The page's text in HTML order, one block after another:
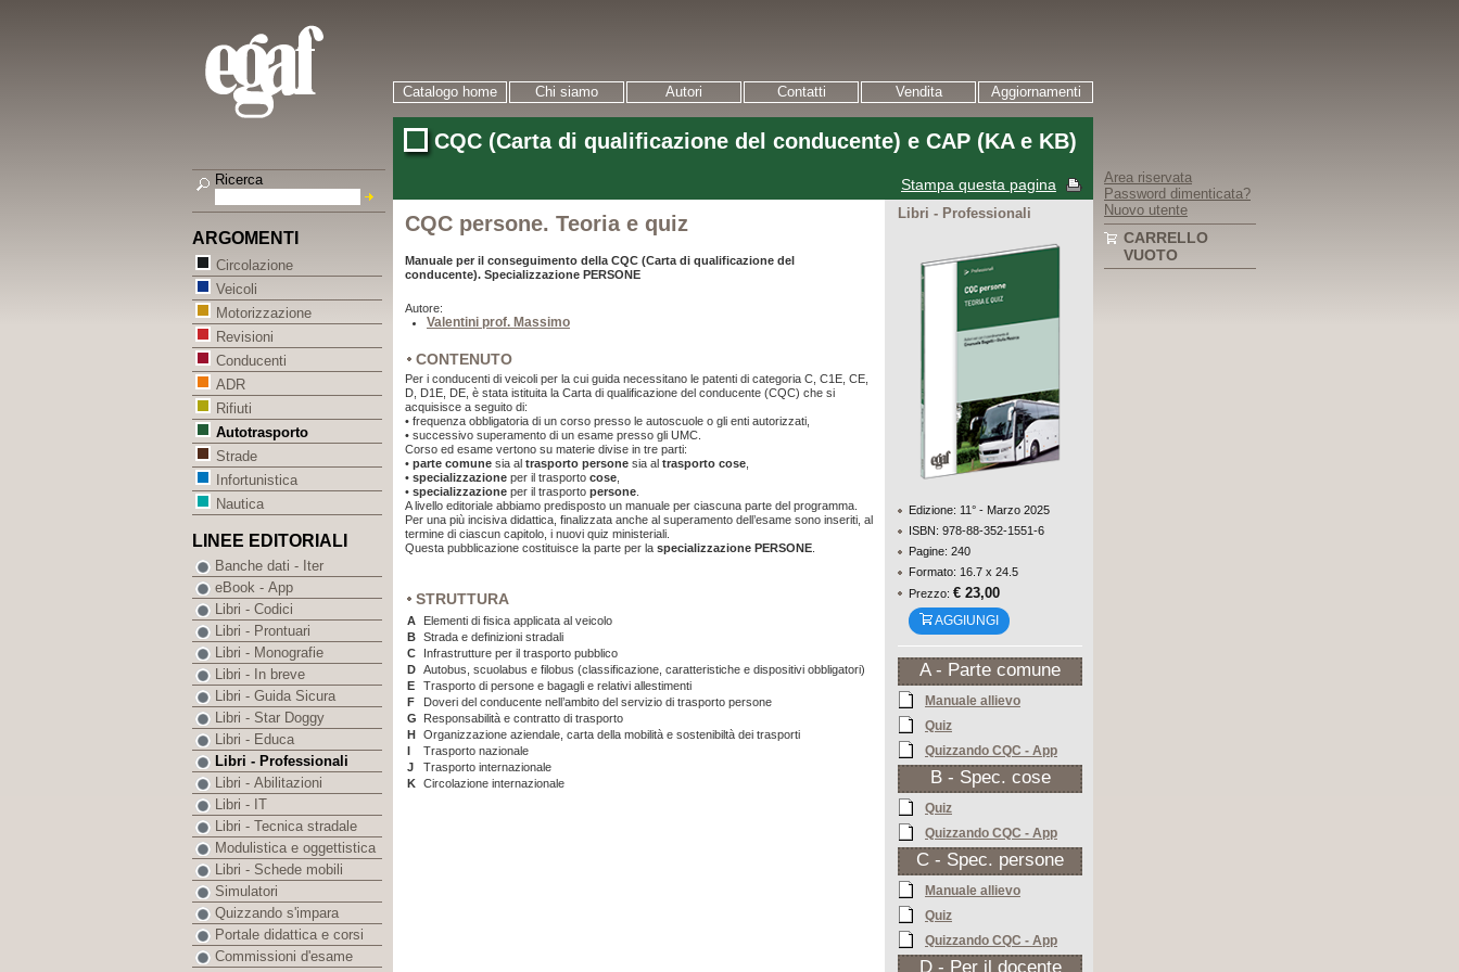
Catalogo home Chi siamo Autori Contatti Vendita Aggiornamenti
CQC (Carta di qualificazione del conducente) e CAP (KA e KB)
Stampa questa pagina
CQC persone. Teoria e quiz
Manuale per il conseguimento della CQC (Carta di qualificazione del
conducente). Specializzazione PERSONE
Autore:
Valentini prof. Massimo
CONTENUTO
Per i conducenti di veicoli per la cui guida necessitano le patenti di categoria C, C1E, CE,
D, D1E, DE, è stata istituita la Carta di qualificazione del conducente (CQC) che si
acquisisce a seguito di:
• frequenza obbligatoria di un corso presso le autoscuole o gli enti autorizzati,
• successivo superamento di un esame presso gli UMC.
Corso ed esame vertono su materie divise in tre parti:
• parte comune sia al trasporto persone sia al trasporto cose
• specializzazione per il trasporto cose
• specializzazione per il trasporto persone
A livello editoriale abbiamo predisposto un manuale per ciascuna parte del programma.
Per una più incisiva didattica, finalizzata anche al superamento dell’esame sono inseriti, al
termine di ciascun capitolo, i nuovi quiz ministeriali.
Questa pubblicazione costituisce la parte per la specializzazione PERSONE
STRUTTURA
A
Elementi di fisica applicata al veicolo
B Strada e definizioni stradali
C
Infrastrutture per il trasporto pubblico
D Autobus, scuolabus e filobus (classificazione, caratteristiche e dispositivi obbligatori)
E
Trasporto di persone e bagagli e relativi allestimenti
F
Doveri del conducente nell’ambito del servizio di trasporto persone
G
Responsabilità e contratto di trasporto
H Organizzazione aziendale, carta della mobilità e sostenibiltà dei trasporti
I
Trasporto nazionale
J
Trasporto internazionale
K Circolazione internazionale
Libri - Professionali
Edizione: 11° - Marzo 2025
ISBN: 978-88-352-1551-6
Pagine: 240
Formato: 16.7 x 24.5
Prezzo: € 23,00
AGGIUNGI
A - Parte comune
Manuale allievo
Quiz
Quizzando CQC - App
B - Spec. cose
Quiz
Quizzando CQC - App
C - Spec. persone
Manuale allievo
Quiz
Quizzando CQC - App
D - Per il docente
Ricerca
ARGOMENTI
Circolazione
Veicoli
Motorizzazione
Revisioni
Conducenti
ADR
Rifiuti
Autotrasporto
Strade
Infortunistica
Nautica
LINEE EDITORIALI
Banche dati - Iter
eBook - App
Libri - Codici
Libri - Prontuari
Libri - Monografie
Libri - In breve
Libri - Guida Sicura
Libri - Star Doggy
Libri - Educa
Libri - Professionali
Libri - Abilitazioni
Libri - IT
Libri - Tecnica stradale
Modulistica e oggettistica
Libri - Schede mobili
Simulatori
Quizzando s'impara
Portale didattica e corsi
Commissioni d'esame
Area riservata
Password dimenticata?
Nuovo utente
CARRELLO
VUOTO